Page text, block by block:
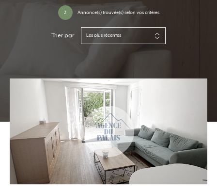
2 Annonce(s) trouvée(s) selon vos critères
Trier par Les plus récentes